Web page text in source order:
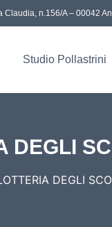
Claudia, n.156/A – 00042
Studio Pollastrini
DEGLI
DEGLI